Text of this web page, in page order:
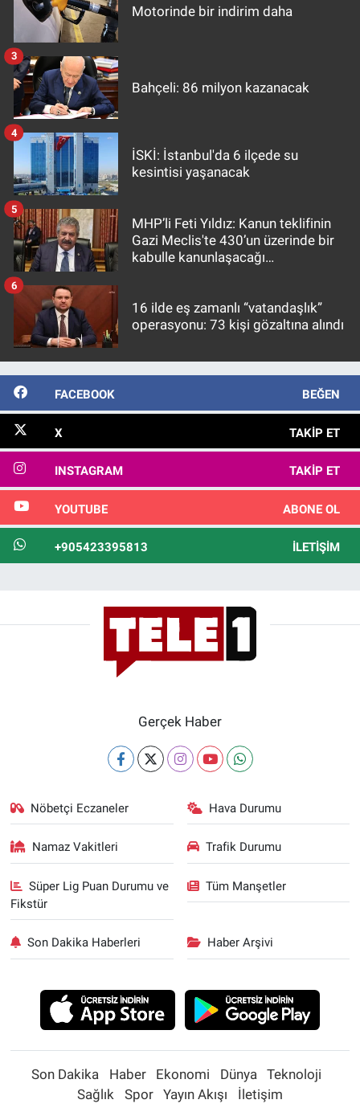
Motorinde bir indirim daha
Bahçeli: 86 milyon kazanacak
3
İSKİ: İstanbul'da 6 ilçede su
kesintisi yaşanacak
4
MHP’li Feti Yıldız: Kanun teklifinin
Gazi Meclis'te 430’un üzerinde bir
kabulle kanunlaşacağı
5
16 ilde eş zamanlı “vatandaşlık”
operasyonu: 73 kişi gözaltına alındı
6
FACEBOOK BEĞEN
X TAKIP ET
INSTAGRAM TAKIP ET
YOUTUBE ABONE OL
+905423395813 İLETIŞIM
Gerçek Haber
Nöbetçi Eczaneler Hava Durumu
Namaz Vakitleri Trafik Durumu
Süper Lig Puan Durumu ve
Fikstür
Tüm Manşetler
Son Dakika Haberleri Haber Arşivi
Son Dakika Haber Ekonomi Dünya
Teknoloji
Sağlık
Spor Yayın Akışı İletişim